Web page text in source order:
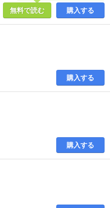
無料で読む 購入する
購入する
購入する